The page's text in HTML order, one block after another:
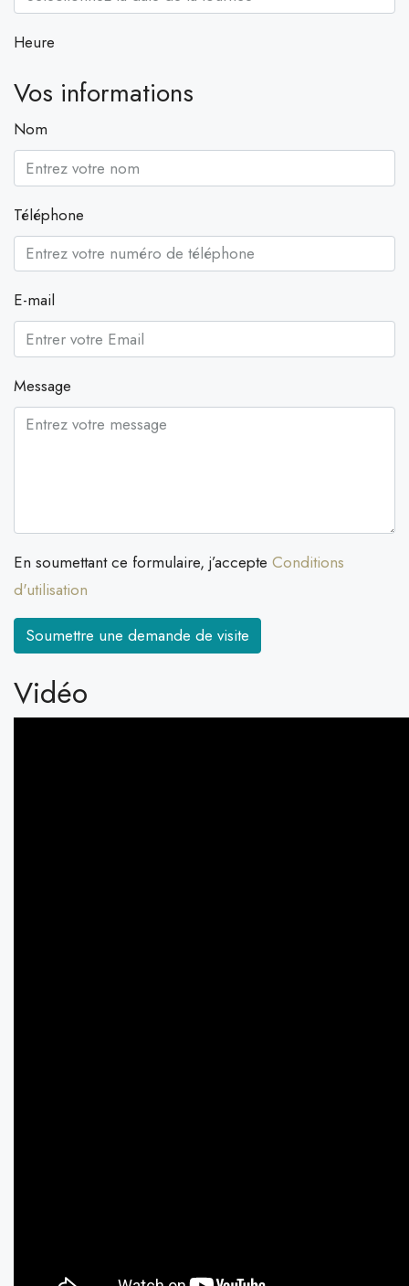
Heure
Vos informations
Nom
Téléphone
E-mail
Message
En soumettant ce formulaire, j’accepte Conditions
d'utilisation
Soumettre une demande de visite
Vidéo